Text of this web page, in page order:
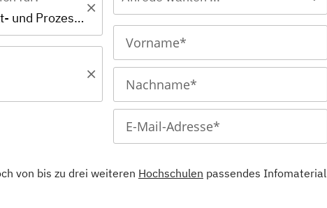
MBA - MBA Projekt- und Prozessmanagement
von bis zu drei weiteren Hochschulen passendes Infomaterial